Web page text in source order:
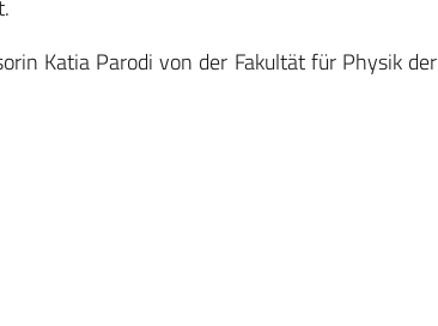
Katia Parodi von der Fakultät für Physik der